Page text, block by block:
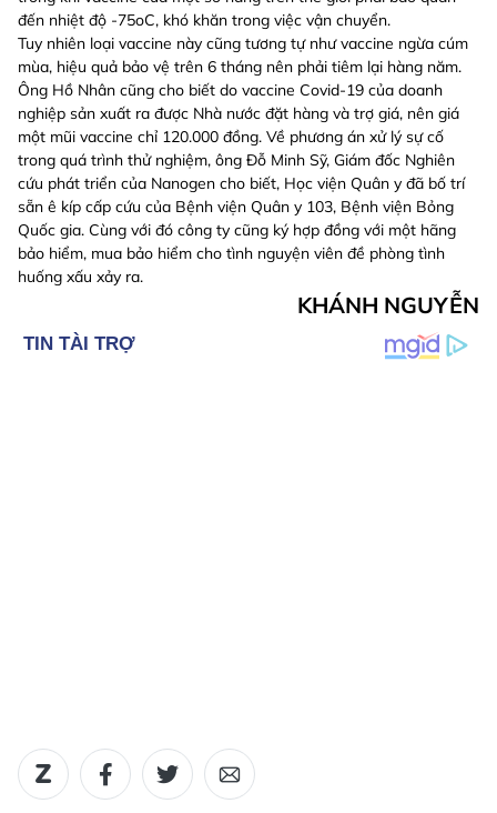
đến nhiệt độ -75oC, khó khăn trong việc vận chuyển.
Tuy nhiên loại vaccine này cũng tương tự như vaccine ngừa cúm
mùa, hiệu quả bảo vệ trên 6 tháng nên phải tiêm lại hàng năm.
Ông Hồ Nhân cũng cho biết do vaccine Covid-19 của doanh
nghiệp sản xuất ra được Nhà nước đặt hàng và trợ giá, nên giá
một mũi vaccine chỉ 120.000 đồng. Về phương án xử lý sự cố
trong quá trình thử nghiệm, ông Đỗ Minh Sỹ, Giám đốc Nghiên
cứu phát triển của Nanogen cho biết, Học viện Quân y đã bố trí
sẵn ê kíp cấp cứu của Bệnh viện Quân y 103, Bệnh viện Bỏng
Quốc gia. Cùng với đó công ty cũng ký hợp đồng với một hãng
bảo hiểm, mua bảo hiểm cho tình nguyện viên đề phòng tình
huống xấu xảy ra.
KHÁNH NGUYỄN